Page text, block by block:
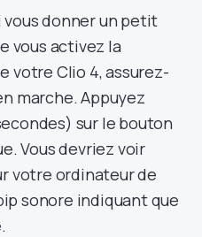
donner un petit
vous activez la
votre Clio 4, assurez-
marche. Appuyez
sur le bouton
Vous devriez voir
votre ordinateur de
sonore indiquant que